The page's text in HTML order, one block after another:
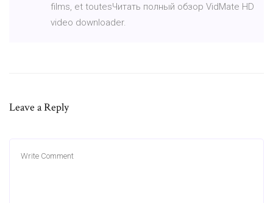
films, et toutesЧитать полный обзор VidMate HD
video downloader.
Leave a Reply